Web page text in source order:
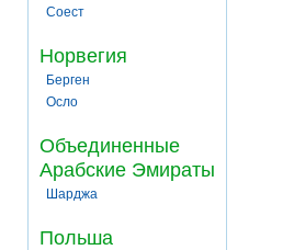
Соест
Норвегия
Берген
Осло
Объединенные
Арабские Эмираты
Шарджа
Польша